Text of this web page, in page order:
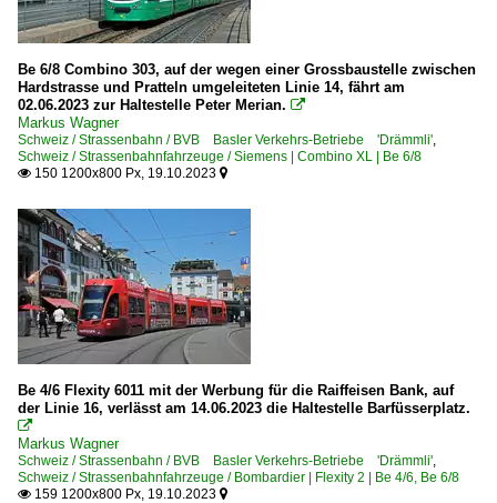
Be 6/8 Combino 303, auf der wegen einer Grossbaustelle zwischen
Hardstrasse und Pratteln umgeleiteten Linie 14, fährt am
02.06.2023 zur Haltestelle Peter Merian. 
Markus Wagner
Schweiz / Strassenbahn / BVB Basler Verkehrs-Betriebe 'Drämmli',
Schweiz / Strassenbahnfahrzeuge / Siemens | Combino XL | Be 6/8
 150 1200x800 Px, 19.10.2023 
Be 4/6 Flexity 6011 mit der Werbung für die Raiffeisen Bank, auf
der Linie 16, verlässt am 14.06.2023 die Haltestelle Barfüsserplatz.

Markus Wagner
Schweiz / Strassenbahn / BVB Basler Verkehrs-Betriebe 'Drämmli',
Schweiz / Strassenbahnfahrzeuge / Bombardier | Flexity 2 | Be 4/6, Be 6/8
 159 1200x800 Px, 19.10.2023 